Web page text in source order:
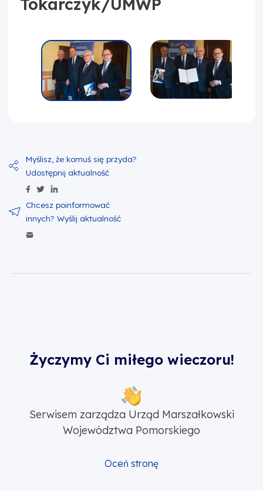
Tokarczyk/UMWP
Udostępnij zawartość na Facebook
Udostępnij zawartość na Twitter
Życzymy Ci miłego wieczoru!
Serwisem zarządza Urząd Marszałkowski
Województwa Pomorskiego
Oceń stronę